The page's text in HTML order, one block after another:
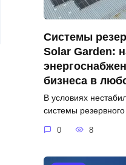
Системы
Solar Garden:
бизнеса в
В условиях
системы резервного
0 8